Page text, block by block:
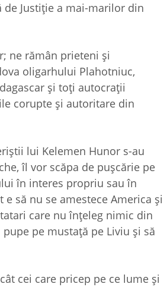
Justiţie a mai-marilor din
ne rămân prieteni şi
oligarhului Plahotniuc,
şi toţi autocraţii
corupte şi autoritare din
lui Kelemen Hunor s-au
îl vor scăpa de puşcărie pe
în interes propriu sau în
să nu se amestece America şi
care nu înţeleg nimic din
pe mustaţă pe Liviu şi să
cei care pricep pe ce lume şi